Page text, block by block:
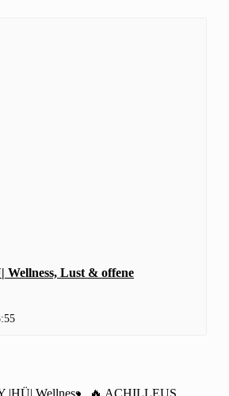
Lust & offene
Wellness, 🔥 ACHILLEUS